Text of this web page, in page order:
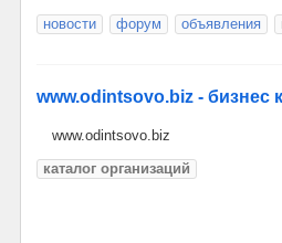
новости
форум объявления
www.odintsovo.biz - бизнес
www.odintsovo.biz
каталог организаций